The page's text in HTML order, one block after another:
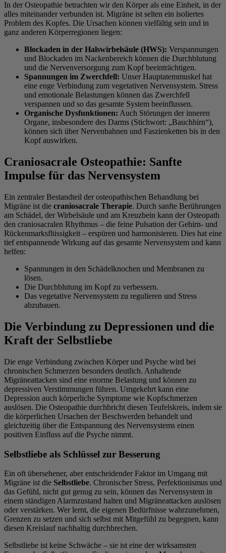
In der Osteopathie betrachten wir den Körper als eine Einheit, in der
alles miteinander verbunden ist. Migräne ist selten ein isoliertes
Problem des Kopfes. Die Ursachen können vielfältig sein und in
ganz anderen Körperregionen liegen:
Blockaden in der Halswirbelsäule (HWS): Verspannungen
und Blockaden im Nackenbereich können die Durchblutung
und die Nervenversorgung zum Kopf beeinträchtigen.
Spannungen im Zwerchfell: Unser Hauptatemmuskel hat
eine enge Verbindung zum vegetativen Nervensystem. Stress
und emotionale Belastungen können das Zwerchfell
verspannen und so das gesamte System beeinflussen.
Organische Dysfunktionen: Auch Störungen der inneren
Organe, insbesondere des Darms (Stichwort: „Bauchhirn“),
können sich über Nervenbahnen und Faszienketten bis in den
Kopf auswirken.
Craniosacrale Osteopathie: Sanfte
Impulse für das Nervensystem
Ein zentraler Bestandteil der osteopathischen Behandlung bei
Migräne ist die craniosacrale Therapie. Durch sanfte Berührungen
am Schädel, der Wirbelsäule und am Kreuzbein kann der Osteopath
den craniosacralen Rhythmus – die feine Pulsation der Gehirn- und
Rückenmarksflüssigkeit – erspüren und harmonisieren. Dies hat eine
tief entspannende Wirkung auf das gesamte Nervensystem und kann
helfen:
Spannungen in den Schädelknochen und Membranen zu
lösen.
Die Durchblutung im Kopf zu verbessern.
Das vegetative Nervensystem zu regulieren und Stress
abzubauen.
Die Verbindung zu Depressionen und die
Kraft der Selbstliebe
Die enge Verbindung zwischen Körper und Psyche wird bei
chronischen Schmerzen besonders deutlich. Anhaltende
Migräneattacken sind eine enorme Belastung und können zu
depressiven Verstimmungen führen. Umgekehrt kann eine
Depression auch körperliche Symptome wie Kopfschmerzen
auslösen. Die Osteopathie durchbricht diesen Teufelskreis, indem sie
die körperlichen Ursachen der Beschwerden behandelt und
gleichzeitig über die Entspannung des Nervensystems einen
positiven Einfluss auf die Psyche nimmt.
Selbstliebe als Schlüssel zur Besserung
Ein oft übersehener, aber entscheidender Faktor im Umgang mit
Migräne ist die Selbstliebe. Chronischer Stress, Perfektionismus und
das Gefühl, nicht gut genug zu sein, können das Nervensystem in
einem ständigen Alarmzustand halten und Migräneattacken auslösen
oder verstärken. Wer lernt, die eigenen Bedürfnisse wahrzunehmen,
Grenzen zu setzen und sich selbst mit Mitgefühl zu begegnen, kann
diesen Kreislauf nachhaltig durchbrechen.
Selbstliebe ist keine Schwäche – sie ist eine der wirksamsten